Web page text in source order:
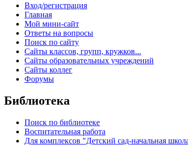
Вход/регистрация
Главная
Мой мини-сайт
Ответы на вопросы
Поиск по сайту
Сайты классов, групп, кружков...
Сайты образовательных учреждений
Сайты коллег
Форумы
Библиотека
Поиск по библиотеке
Воспитательная работа
Для комплексов "Детский сад-начальная